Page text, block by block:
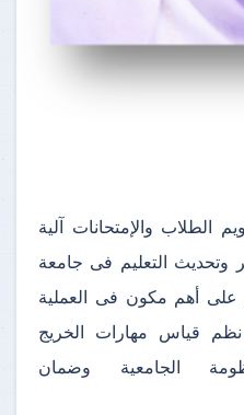
الطلاب والإمتحانات آلية
التعليم فى جامعة
على أهم مكون فى العملية
نظم قياس مهارات الخريج
الجامعية وضمان